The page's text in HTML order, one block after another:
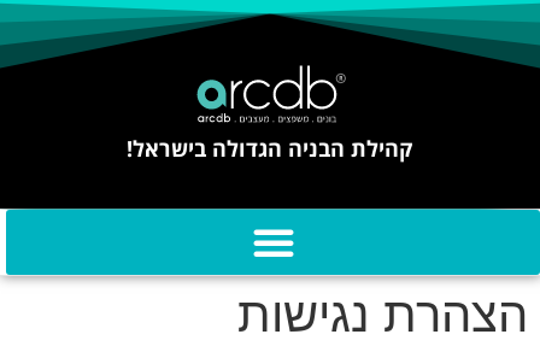
קהילת הבניה הגדולה בישראל!
הצהרת נגישות